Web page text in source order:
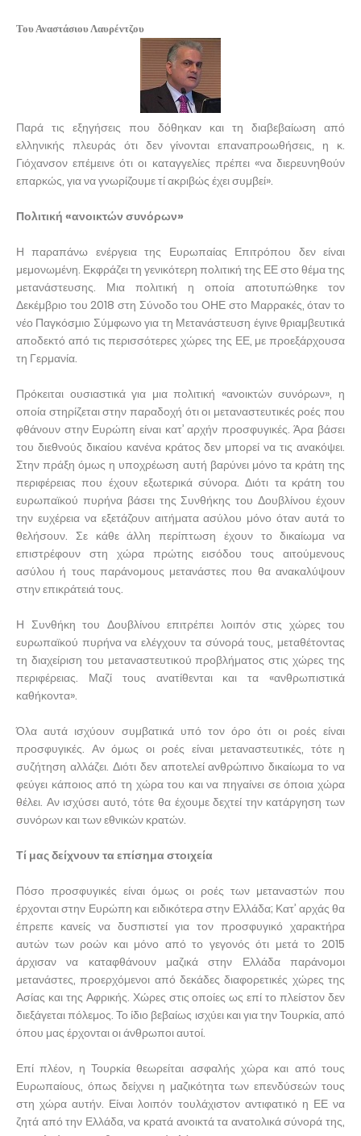
Του Αναστάσιου Λαυρέντζου
Παρά τις εξηγήσεις που δόθηκαν και τη διαβεβαίωση από
ελληνικής πλευράς ότι δεν γίνονται επαναπροωθήσεις, η κ.
Γιόχανσον επέμεινε ότι οι καταγγελίες πρέπει «να διερευνηθούν
επαρκώς, για να γνωρίζουμε τί ακριβώς έχει συμβεί».
Πολιτική «ανοικτών συνόρων»
Η παραπάνω ενέργεια της Ευρωπαίας Επιτρόπου δεν είναι
μεμονωμένη. Εκφράζει τη γενικότερη πολιτική της ΕΕ στο θέμα της
μετανάστευσης. Μια πολιτική η οποία αποτυπώθηκε τον
Δεκέμβριο του 2018 στη Σύνοδο του ΟΗΕ στο Μαρρακές, όταν το
νέο Παγκόσμιο Σύμφωνο για τη Μετανάστευση έγινε θριαμβευτικά
αποδεκτό από τις περισσότερες χώρες της ΕΕ, με προεξάρχουσα
τη Γερμανία.
Πρόκειται ουσιαστικά για μια πολιτική «ανοικτών συνόρων», η
οποία στηρίζεται στην παραδοχή ότι οι μεταναστευτικές ροές που
φθάνουν στην Ευρώπη είναι κατ’ αρχήν προσφυγικές. Άρα βάσει
του διεθνούς δικαίου κανένα κράτος δεν μπορεί να τις ανακόψει.
Στην πράξη όμως η υποχρέωση αυτή βαρύνει μόνο τα κράτη της
περιφέρειας που έχουν εξωτερικά σύνορα. Διότι τα κράτη του
ευρωπαϊκού πυρήνα βάσει της Συνθήκης του Δουβλίνου έχουν
την ευχέρεια να εξετάζουν αιτήματα ασύλου μόνο όταν αυτά το
θελήσουν. Σε κάθε άλλη περίπτωση έχουν το δικαίωμα να
επιστρέφουν στη χώρα πρώτης εισόδου τους αιτούμενους
ασύλου ή τους παράνομους μετανάστες που θα ανακαλύψουν
στην επικράτειά τους.
Η Συνθήκη του Δουβλίνου επιτρέπει λοιπόν στις χώρες του
ευρωπαϊκού πυρήνα να ελέγχουν τα σύνορά τους, μεταθέτοντας
τη διαχείριση του μεταναστευτικού προβλήματος στις χώρες της
περιφέρειας. Μαζί τους ανατίθενται και τα «ανθρωπιστικά
καθήκοντα».
Όλα αυτά ισχύουν συμβατικά υπό τον όρο ότι οι ροές είναι
προσφυγικές. Αν όμως οι ροές είναι μεταναστευτικές, τότε η
συζήτηση αλλάζει. Διότι δεν αποτελεί ανθρώπινο δικαίωμα το να
φεύγει κάποιος από τη χώρα του και να πηγαίνει σε όποια χώρα
θέλει. Αν ισχύσει αυτό, τότε θα έχουμε δεχτεί την κατάργηση των
συνόρων και των εθνικών κρατών.
Τί μας δείχνουν τα επίσημα στοιχεία
Πόσο προσφυγικές είναι όμως οι ροές των μεταναστών που
έρχονται στην Ευρώπη και ειδικότερα στην Ελλάδα; Κατ’ αρχάς θα
έπρεπε κανείς να δυσπιστεί για τον προσφυγικό χαρακτήρα
αυτών των ροών και μόνο από το γεγονός ότι μετά το 2015
άρχισαν να καταφθάνουν μαζικά στην Ελλάδα παράνομοι
μετανάστες, προερχόμενοι από δεκάδες διαφορετικές χώρες της
Ασίας και της Αφρικής. Χώρες στις οποίες ως επί το πλείστον δεν
διεξάγεται πόλεμος. Το ίδιο βεβαίως ισχύει και για την Τουρκία, από
όπου μας έρχονται οι άνθρωποι αυτοί.
Επί πλέον, η Τουρκία θεωρείται ασφαλής χώρα και από τους
Ευρωπαίους, όπως δείχνει η μαζικότητα των επενδύσεών τους
στη χώρα αυτήν. Είναι λοιπόν τουλάχιστον αντιφατικό η ΕΕ να
ζητά από την Ελλάδα, να κρατά ανοικτά τα ανατολικά σύνορά της,